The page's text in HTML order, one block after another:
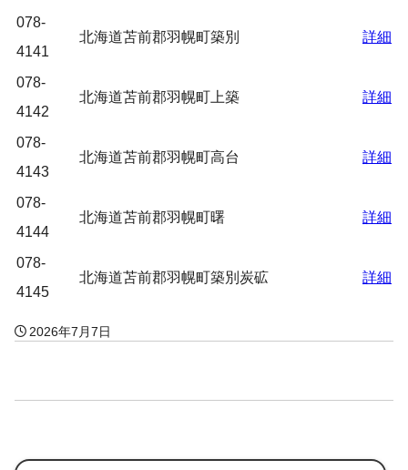
078-
4141
北海道苫前郡羽幌町築別 詳細
078-
4142
北海道苫前郡羽幌町上築 詳細
078-
4143
北海道苫前郡羽幌町高台 詳細
078-
4144
北海道苫前郡羽幌町曙 詳細
078-
4145
北海道苫前郡羽幌町築別炭砿 詳細
2026年7月7日